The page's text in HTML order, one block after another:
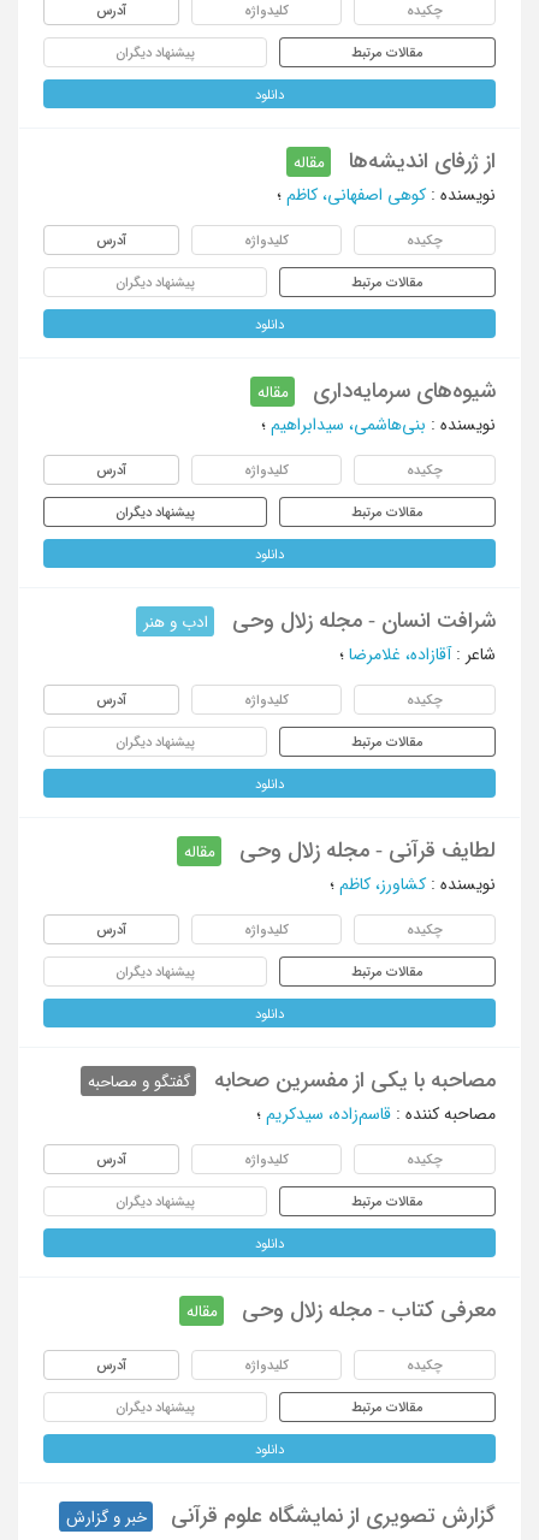
چکیده کلیدواژه آدرس
مقالات مرتبط پیشنهاد دیگران
دانلود
از ژرفای اندیشه‌ها
مقاله
نویسنده : کوهی اصفهانی، کاظم ؛
چکیده کلیدواژه آدرس
مقالات مرتبط پیشنهاد دیگران
دانلود
شیوه‌های سرمایه‌داری
مقاله
نویسنده : بنی‌هاشمی، سیدابراهیم ؛
چکیده کلیدواژه آدرس
مقالات مرتبط پیشنهاد دیگران
دانلود
شرافت انسان - مجله زلال وحی
ادب و هنر
شاعر : آقازاده، غلامرضا ؛
چکیده کلیدواژه آدرس
مقالات مرتبط پیشنهاد دیگران
دانلود
لطایف قرآنی - مجله زلال وحی
مقاله
نویسنده : کشاورز، کاظم ؛
چکیده کلیدواژه آدرس
مقالات مرتبط پیشنهاد دیگران
دانلود
مصاحبه با یکی از مفسرین صحابه
گفتگو و مصاحبه
مصاحبه کننده : قاسم‌زاده، سیدکریم ؛
چکیده کلیدواژه آدرس
مقالات مرتبط پیشنهاد دیگران
دانلود
معرفی کتاب - مجله زلال وحی مقاله
چکیده کلیدواژه آدرس
مقالات مرتبط پیشنهاد دیگران
دانلود
گزارش تصویری از نمایشگاه علوم قرآنی خبر و گزارش